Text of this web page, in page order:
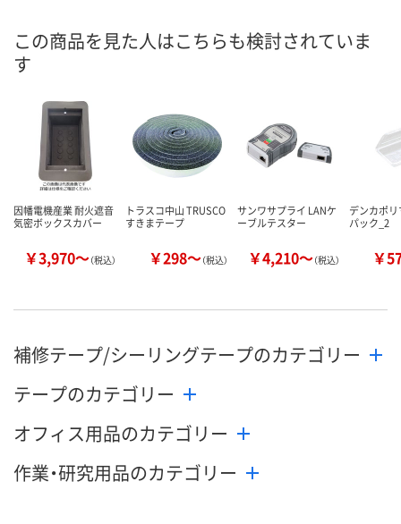
カゴへ
この商品を見た人はこちらも検討されていま
す
因幡電機産業 耐火遮音
気密ボックスカバー
￥3,970～（税込）
トラスコ中山 TRUSCO
すきまテープ
￥298～（税込）
サンワサプライ LANケ
ーブルテスター
￥4,210～（税込）
デンカポ
パック_2
￥
補修テープ/シーリングテープのカテゴリー
テープのカテゴリー
オフィス用品のカテゴリー
作業・研究用品のカテゴリー